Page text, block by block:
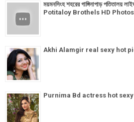
ময়মনসিংহ শহরের গাঙ্গিনাপাড়
Potitaloy Brothels HD
Akhi Alamgir real sexy hot
Purnima Bd actress hot